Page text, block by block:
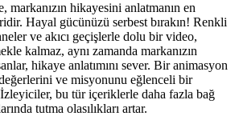
markanızın hikayesini anlatmanın en
Hayal gücünüzü serbest bırakın! Renkli
ve akıcı geçişlerle dolu bir video,
kalmaz, aynı zamanda markanızın
hikaye anlatımını sever. Bir animasyon
ve misyonunu eğlenceli bir
bu tür içeriklerle daha fazla bağ
tutma olasılıkları artar.